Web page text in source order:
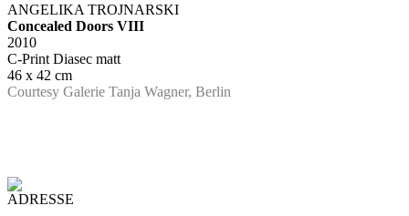
ANGELIKA TROJNARSKI
Concealed Doors VIII
2010
C-Print Diasec matt
46 x 42 cm
Courtesy Galerie Tanja Wagner, Berlin
ADRESSE